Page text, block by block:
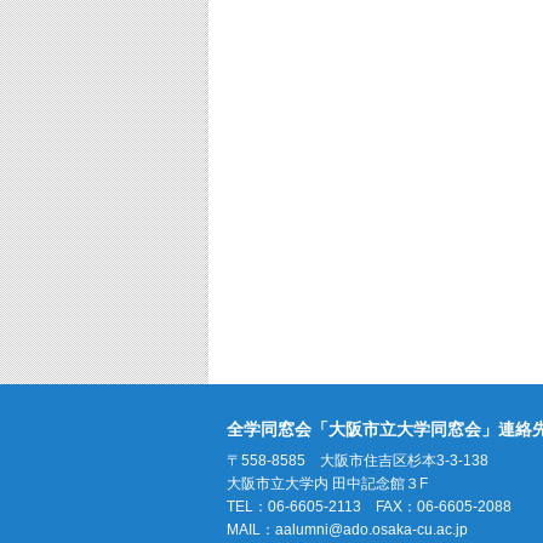
全学同窓会「大阪市立大学同窓会」連絡
〒558-8585 大阪市住吉区杉本3-3-138
大阪市立大学内 田中記念館３F
TEL：06-6605-2113 FAX：06-6605-2088
MAIL： aalumni@ado.osaka-cu.ac.jp